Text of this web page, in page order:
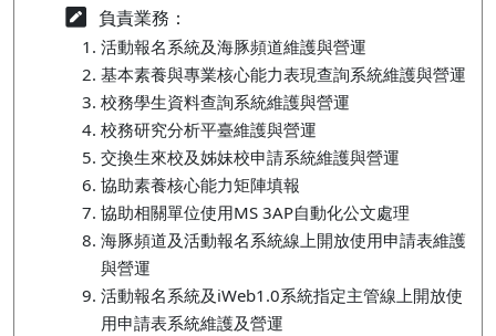
負責業務：
活動報名系統及海豚頻道維護與營運
基本素養與專業核心能力表現查詢系統維護與營運
校務學生資料查詢系統維護與營運
校務研究分析平臺維護與營運
交換生來校及姊妹校申請系統維護與營運
協助素養核心能力矩陣填報
協助相關單位使用MS 3AP自動化公文處理
海豚頻道及活動報名系統線上開放使用申請表維護
與營運
活動報名系統及iWeb1.0系統指定主管線上開放使
用申請表系統維護及營運